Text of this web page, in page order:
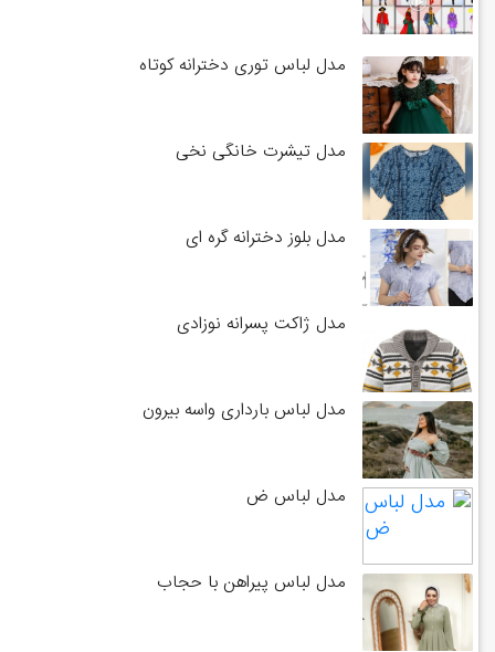
مدل لباس توری دخترانه کوتاه
مدل تیشرت خانگی نخی
مدل بلوز دخترانه گره ای
مدل ژاکت پسرانه نوزادی
مدل لباس بارداری واسه بیرون
مدل لباس ض
مدل لباس پیراهن با حجاب